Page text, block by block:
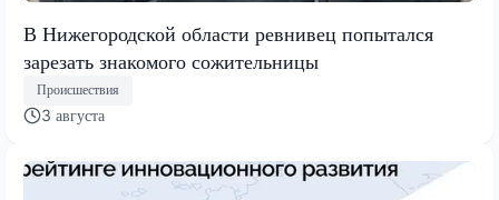
В Нижегородской области ревнивец попытался
зарезать знакомого сожительницы
Происшествия
3 августа